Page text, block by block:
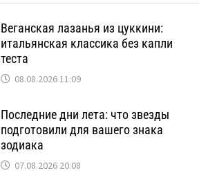
Веганская лазанья из цуккини:
итальянская классика без капли
теста
08.08.2026 11:09
Последние дни лета: что звезды
подготовили для вашего знака
зодиака
07.08.2026 20:08